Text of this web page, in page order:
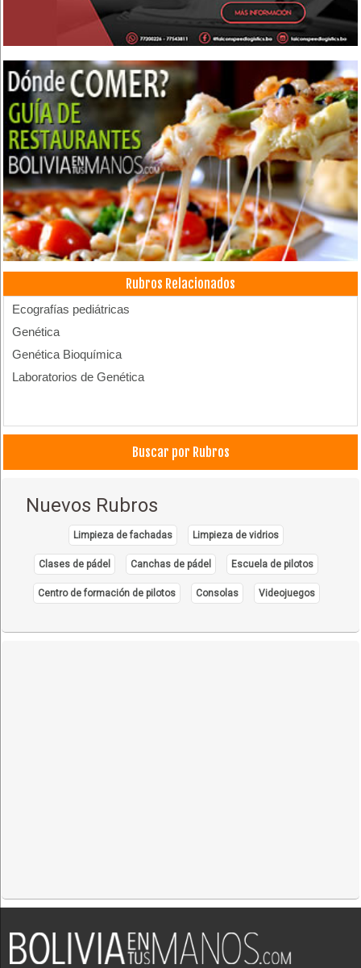
Rubros Relacionados
Ecografías pediátricas
Genética
Genética Bioquímica
Laboratorios de Genética
Buscar por Rubros
Nuevos Rubros
Limpieza de fachadas Limpieza de vidrios
Clases de pádel Canchas de pádel Escuela de pilotos
Centro de formación de pilotos Consolas Videojuegos